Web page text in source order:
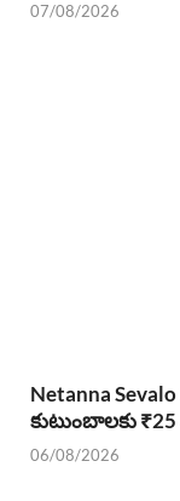
07/08/2026
Netanna
కుటుంబాలకు
06/08/2026